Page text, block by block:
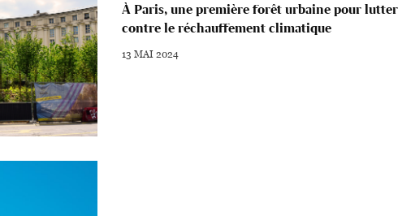
À Paris, une première forêt urbaine pour lutter
contre le réchauffement climatique
13 MAI 2024